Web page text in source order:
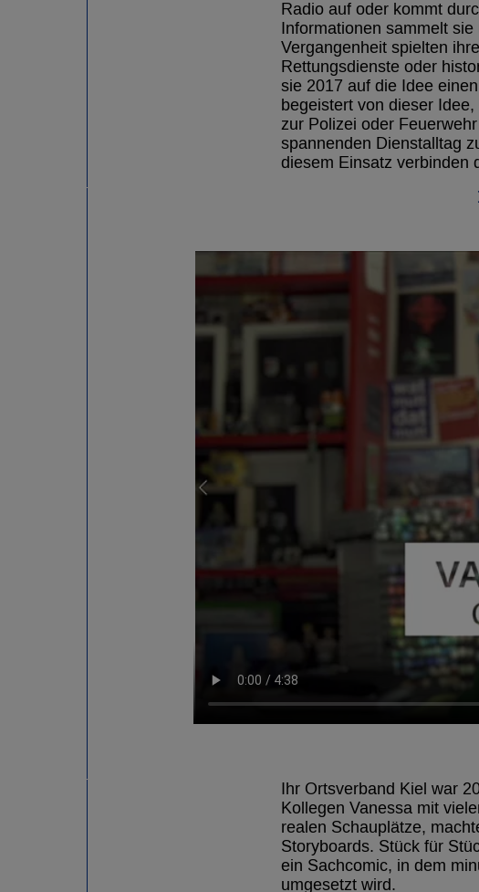
Radio auf oder kommt
Informationen sammelt
Vergangenheit spielten
Rettungsdienste oder
sie 2017 auf die Idee
begeistert von dieser
zur Polizei oder
spannenden Dienstalltag
diesem Einsatz verbinden
Ihr Ortsverband Kiel war
Kollegen Vanessa mit
realen Schauplätze,
Storyboards. Stück für
ein Sachcomic, in dem
umgesetzt wird.